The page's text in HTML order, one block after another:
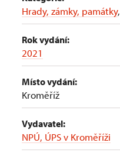
Hrady, zámky, památky,
Rok vydání:
2021
Místo vydání:
Kroměříž
Vydavatel:
NPÚ, ÚPS v Kroměříži